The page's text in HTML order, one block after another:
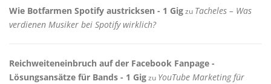
Wie Botfarmen Spotify austricksen - 1 Gigzu Tacheles – Was
verdienen Musiker bei Spotify wirklich?
Reichweiteneinbruch auf der Facebook Fanpage -
Lösungsansätze für Bands - 1 Gigzu YouTube Marketing für